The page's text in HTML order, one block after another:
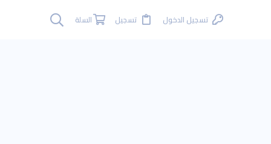
تسجيل الدخول تسجيل السلة